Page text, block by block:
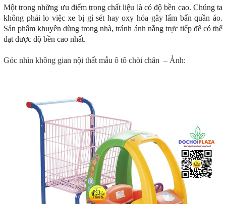
Một trong những ưu điểm trong chất liệu là có độ bền cao. Chúng ta
không phải lo việc xe bị gỉ sét hay oxy hóa gây lấm bẩn quần áo.
Sản phẩm khuyên dùng trong nhà, tránh ánh nắng trực tiếp để có thể
đạt được độ bền cao nhất.
Góc nhìn không gian nội thất mẫu ô tô chòi chân – Ảnh: